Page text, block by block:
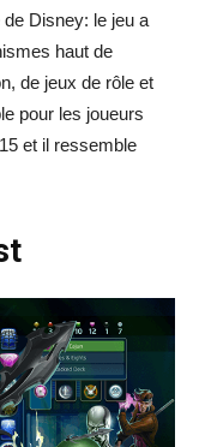
Disney: le jeu a
haut de
de jeux de rôle et
pour les joueurs
et il ressemble